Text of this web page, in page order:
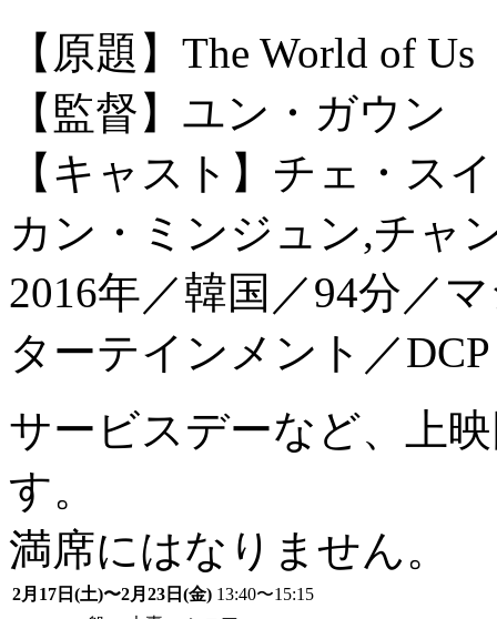
【原題】The World of Us
【監督】ユン・ガウン
【キャスト】チェ・ス
カン・ミンジュン,チャ
2016年／韓国／94分／
ターテインメント／DCP
サービスデーなど、上
す。
満席にはなりません。
2月17日(土)〜2月23日(金) 13:40〜15:15